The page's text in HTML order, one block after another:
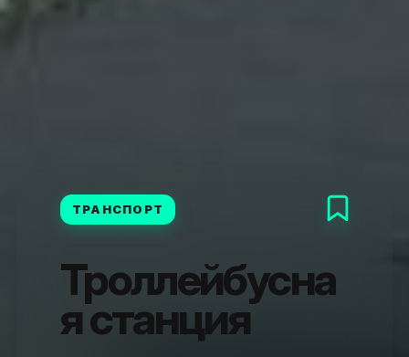
ТРАНСПОРТ
Троллейбусна
я станция